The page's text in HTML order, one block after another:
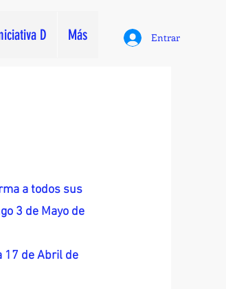
D Más Entrar
a todos sus
3 de Mayo de
17 de Abril de